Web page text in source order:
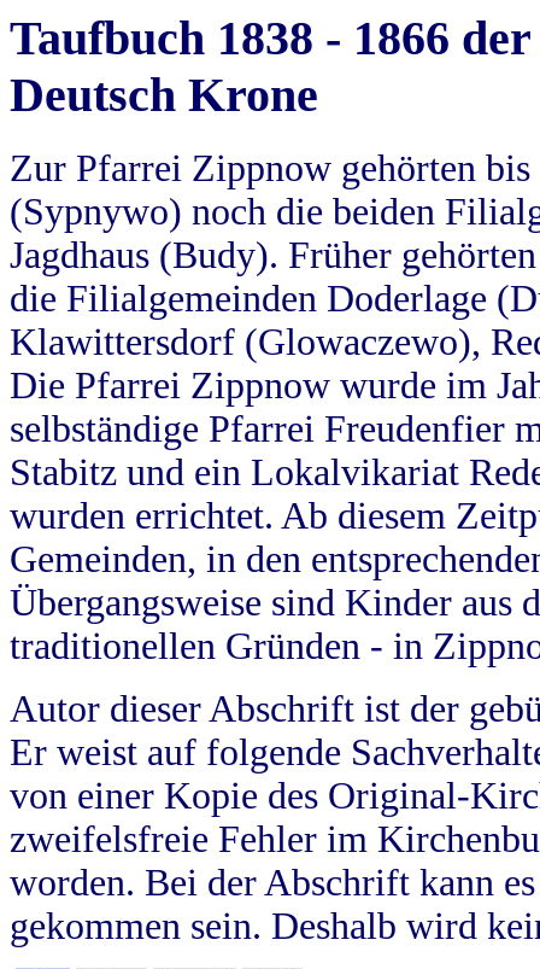
Taufbuch 1838 - 1866
Deutsch Krone
Zur Pfarrei Zippnow gehörten
(Sypnywo) noch die beiden
Jagdhaus (Budy). Früher
die Filialgemeinden Doderlage
Klawittersdorf (Glowaczewo),
Die Pfarrei Zippnow wurde im
selbständige Pfarrei Freudenfier
Stabitz und ein Lokalvikariat
wurden errichtet. Ab diesem
Gemeinden, in den
Übergangsweise sind Kinder aus
traditionellen Gründen - in
Autor dieser Abschrift ist der
Er weist auf folgende
von einer Kopie des Original-
zweifelsfreie Fehler im
worden. Bei der Abschrift kann
gekommen sein. Deshalb wird